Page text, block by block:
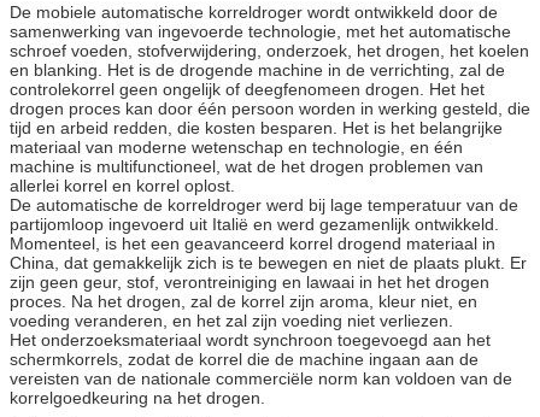
De mobiele automatische korreldroger wordt ontwikkeld door de
samenwerking van ingevoerde technologie, met het automatische
schroef voeden, stofverwijdering, onderzoek, het drogen, het koelen
en blanking. Het is de drogende machine in de verrichting, zal de
controlekorrel geen ongelijk of deegfenomeen drogen. Het het
drogen proces kan door één persoon worden in werking gesteld, die
tijd en arbeid redden, die kosten besparen. Het is het belangrijke
materiaal van moderne wetenschap en technologie, en één
machine is multifunctioneel, wat de het drogen problemen van
allerlei korrel en korrel oplost.
De automatische de korreldroger werd bij lage temperatuur van de
partijomloop ingevoerd uit Italië en werd gezamenlijk ontwikkeld.
Momenteel, is het een geavanceerd korrel drogend materiaal in
China, dat gemakkelijk zich is te bewegen en niet de plaats plukt. Er
zijn geen geur, stof, verontreiniging en lawaai in het het drogen
proces. Na het drogen, zal de korrel zijn aroma, kleur niet, en
voeding veranderen, en het zal zijn voeding niet verliezen.
Het onderzoeksmateriaal wordt synchroon toegevoegd aan het
schermkorrels, zodat de korrel die de machine ingaan aan de
vereisten van de nationale commerciële norm kan voldoen van de
korrelgoedkeuring na het drogen.